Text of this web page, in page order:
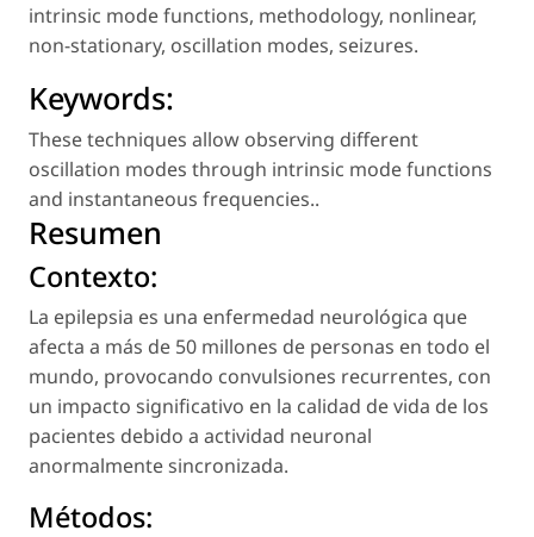
intrinsic mode functions, methodology, nonlinear,
non-stationary, oscillation modes, seizures.
Keywords:
These techniques allow observing different
oscillation modes through intrinsic mode functions
and instantaneous frequencies..
Resumen
Contexto:
La epilepsia es una enfermedad neurológica que
afecta a más de 50 millones de personas en todo el
mundo, provocando convulsiones recurrentes, con
un impacto significativo en la calidad de vida de los
pacientes debido a actividad neuronal
anormalmente sincronizada.
Métodos: